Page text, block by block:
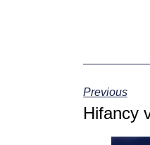
Previous
Hifancy